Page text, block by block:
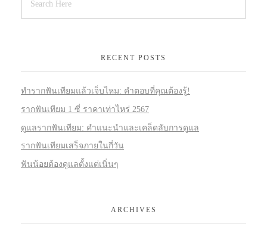
RECENT POSTS
ทำรากฟันเทียมแล้วเจ็บไหม: คำตอบที่คุณต้องรู้!
รากฟันเทียม 1 ซี่ ราคาเท่าไหร่ 2567
ดูแลรากฟันเทียม: คำแนะนำและเคล็ดลับการดูแล
รากฟันเทียมเสร็จภายในกี่วัน
ฟันน้อยต้องดูแลตั้งแต่เนิ่นๆ
ARCHIVES